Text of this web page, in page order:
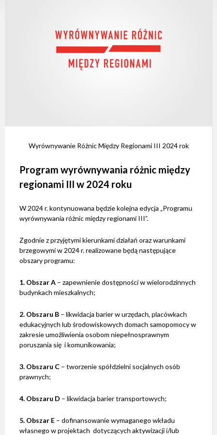
Wyrównywanie Różnic Między Regionami III 2024 rok
Program wyrównywania różnic między
regionami III w 2024 roku
W 2024 r. kontynuowana będzie kolejna edycja „Programu
wyrównywania różnic między regionami III”.
Zgodnie z przyjętymi kierunkami działań oraz warunkami
brzegowymi w 2024 r. realizowane będą następujące
obszary programu:
1. Obszar A – zapewnienie dostępności w wielorodzinnych
budynkach mieszkalnych;
2. Obszaru B – likwidacja barier w urzędach, placówkach
edukacyjnych lub środowiskowych domach samopomocy w
zakresie umożliwienia osobom niepełnosprawnym
poruszania się i komunikowania;
3. Obszaru C – tworzenie spółdzielni socjalnych osób
prawnych;
4. Obszaru D – likwidacja barier transportowych;
5. Obszar E – dofinansowanie wymaganego wkładu
własnego w projektach dotyczących aktywizacji i/lub